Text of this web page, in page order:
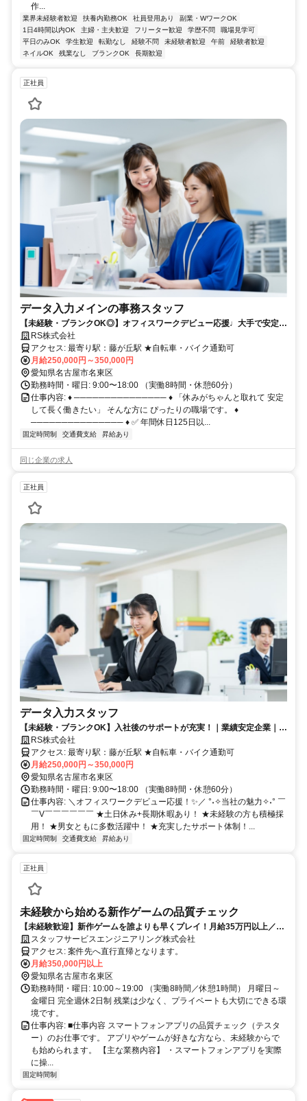
作...
業界未経験者歓迎 扶養内勤務OK 社員登用あり
副業・WワークOK
1日4時間以内OK
主婦・主夫歓迎 フリーター歓迎 学歴不問
職場見学可
平日のみOK
学生歓迎 転勤なし 経験不問 未経験者歓迎 午前
経験者歓迎
ネイルOK
残業なし ブランクOK 長期歓迎
正社員
データ入力メインの事務スタッフ
【未経験・ブランクOK◎】オフィスワークデビュー応援♩大手で安定｜
年間休日125日以上｜昇給・賞与あり
RS株式会社
アクセス: 最寄り駅：藤が丘駅 ★自転車・バイク通勤可
月給250,000円～350,000円
愛知県名古屋市名東区
勤務時間・曜日: 9:00〜18:00 （実働8時間・休憩60分）
仕事内容: ♦ ─────────────── ♦ 「休みがちゃんと取れて 安定
して長く働きたい」 そんな方に ぴったりの職場です。 ♦
─────────────── ♦ ✅ 年間休日125日以...
固定時間制 交通費支給 昇給あり
同じ企業の求人
正社員
データ入力スタッフ
【未経験・ブランクOK】入社後のサポートが充実！｜業績安定企業｜年
間休日125日以上
RS株式会社
アクセス: 最寄り駅：藤が丘駅 ★自転車・バイク通勤可
月給250,000円～350,000円
愛知県名古屋市名東区
勤務時間・曜日: 9:00〜18:00 （実働8時間・休憩60分）
仕事内容: ＼オフィスワークデビュー応援！✨／ °˖✧当社の魅力✧˖° ￣
￣V￣￣￣￣￣￣ ★土日休み+長期休暇あり！ ★未経験の方も積極採
用！ ★男女ともに多数活躍中！ ★充実したサポート体制！...
固定時間制 交通費支給 昇給あり
正社員
未経験から始める新作ゲームの品質チェック
【未経験歓迎】新作ゲームを誰よりも早くプレイ！月給35万円以上／完
全週休2日制／ゲーム好き歓迎
スタッフサービスエンジニアリング株式会社
アクセス: 案件先へ直行直帰となります。
月給350,000円以上
愛知県名古屋市名東区
勤務時間・曜日: 10:00～19:00 （実働8時間／休憩1時間） 月曜日～
金曜日 完全週休2日制 残業は少なく、プライベートも大切にできる環
境です。
仕事内容: ■仕事内容 スマートフォンアプリの品質チェック（テスタ
ー）のお仕事です。 アプリやゲームが好きな方なら、未経験からで
も始められます。 【主な業務内容】 ・スマートフォンアプリを実際
に操...
固定時間制